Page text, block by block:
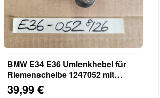
BMW E34 E36 Umlenkhebel für
Riemenscheibe 1247052 mit
Spannrolle 1748131
39,99 €